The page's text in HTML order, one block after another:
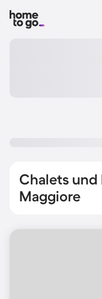
Chalets und
Maggiore